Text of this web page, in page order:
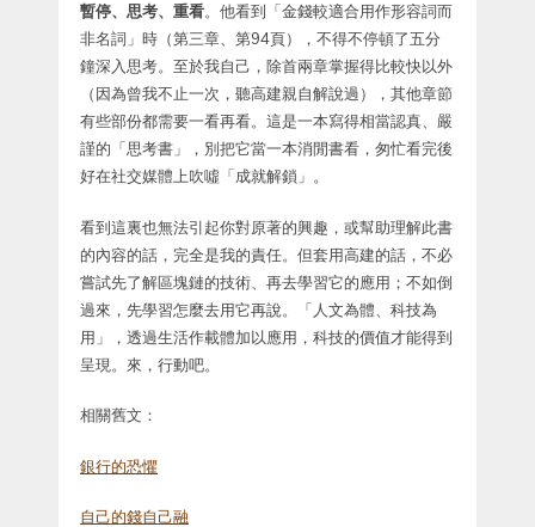
暫停、思考、重看。他看到「金錢較適合用作形容詞而
非名詞」時（第三章、第94頁），不得不停頓了五分
鐘深入思考。至於我自己，除首兩章掌握得比較快以外
（因為曾我不止一次，聽高建親自解說過），其他章節
有些部份都需要一看再看。這是一本寫得相當認真、嚴
謹的「思考書」，別把它當一本消閒書看，匆忙看完後
好在社交媒體上吹噓「成就解鎖」。
看到這裏也無法引起你對原著的興趣，或幫助理解此書
的內容的話，完全是我的責任。但套用高建的話，不必
嘗試先了解區塊鏈的技術、再去學習它的應用；不如倒
過來，先學習怎麼去用它再說。「人文為體、科技為
用」，透過生活作載體加以應用，科技的價值才能得到
呈現。來，行動吧。
相關舊文：
銀行的恐懼
自己的錢自己融